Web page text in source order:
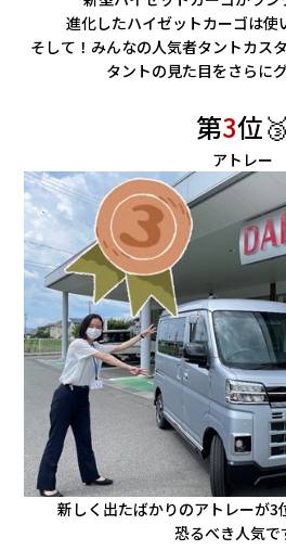
進化したハイゼットカーゴは使
そして！みんなの人気者タントカス
タントの見た目をさらに
第3位🥉
アトレー
新しく出たばかりのアトレーが3
恐るべき人気で